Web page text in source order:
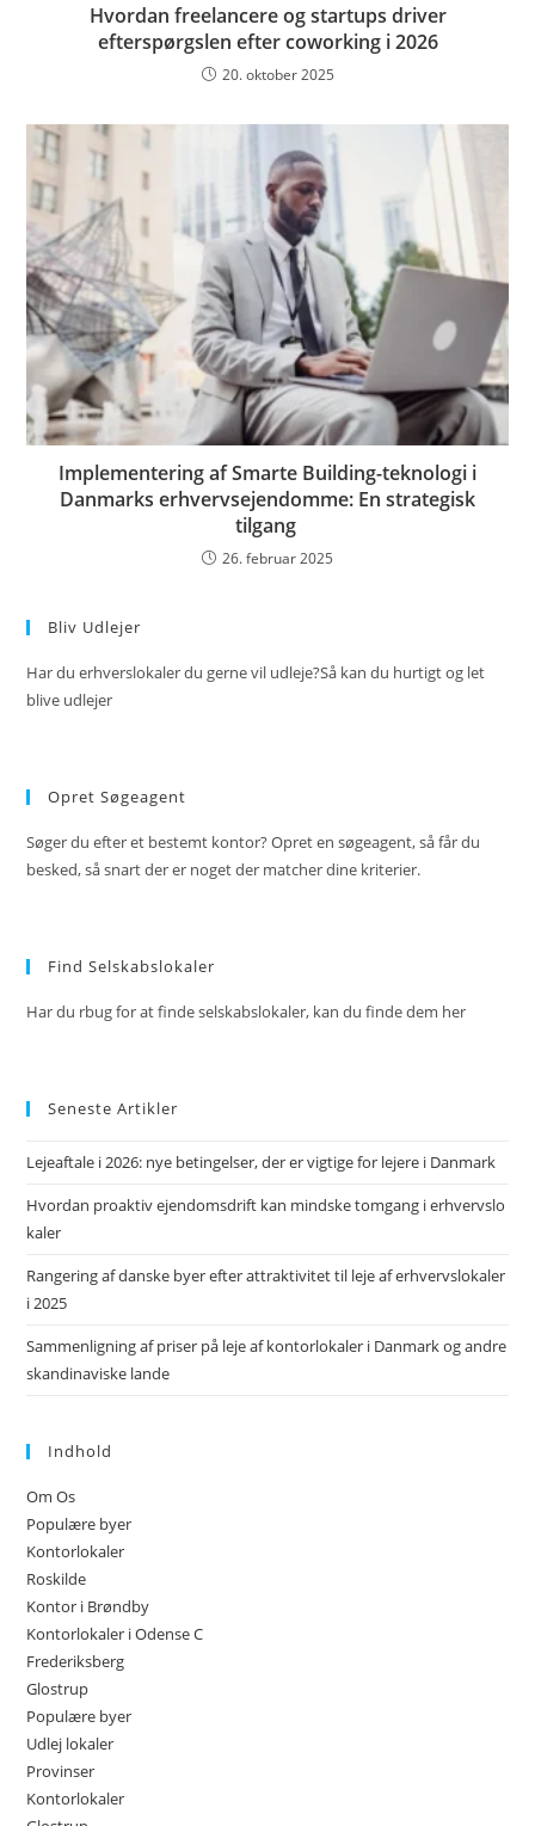
Hvordan freelancere og startups driver
efterspørgslen efter coworking i 2026
20. oktober 2025
Implementering af Smarte Building-teknologi i
Danmarks erhvervsejendomme: En strategisk
tilgang
26. februar 2025
Bliv Udlejer
Har du erhverslokaler du gerne vil udleje?Så kan du hurtigt og let
blive udlejer
Opret Søgeagent
Søger du efter et bestemt kontor? Opret en søgeagent, så får du
besked, så snart der er noget der matcher dine kriterier.
Find Selskabslokaler
Har du rbug for at finde selskabslokaler, kan du finde dem her
Seneste Artikler
Lejeaftale i 2026: nye betingelser, der er vigtige for lejere i Danmark
Hvordan proaktiv ejendomsdrift kan mindske tomgang i erhvervslo
kaler
Rangering af danske byer efter attraktivitet til leje af erhvervslokaler
i 2025
Sammenligning af priser på leje af kontorlokaler i Danmark og andre
skandinaviske lande
Indhold
Om Os
Populære byer
Kontorlokaler
Roskilde
Kontor i Brøndby
Kontorlokaler i Odense C
Frederiksberg
Glostrup
Populære byer
Udlej lokaler
Provinser
Kontorlokaler